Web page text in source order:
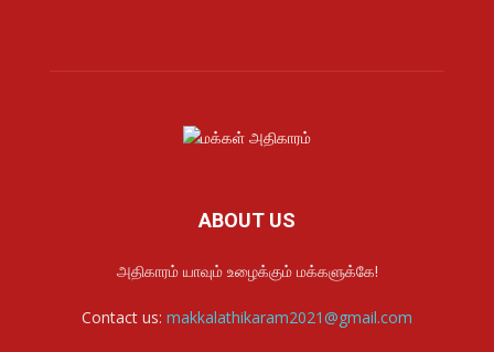
ABOUT US
அதிகாரம் யாவும் உழைக்கும் மக்களுக்கே!
Contact us: makkalathikaram2021@gmail.com